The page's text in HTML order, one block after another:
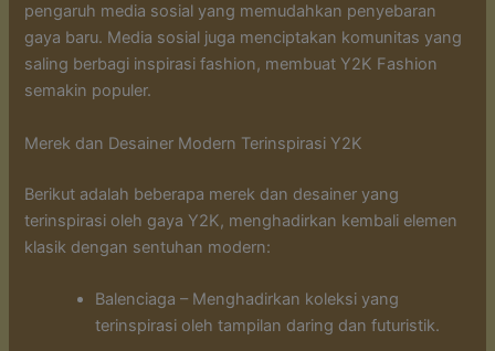
pengaruh media sosial yang memudahkan penyebaran
gaya baru. Media sosial juga menciptakan komunitas yang
saling berbagi inspirasi fashion, membuat Y2K Fashion
semakin populer.
Merek dan Desainer Modern Terinspirasi Y2K
Berikut adalah beberapa merek dan desainer yang
terinspirasi oleh gaya Y2K, menghadirkan kembali elemen
klasik dengan sentuhan modern:
Balenciaga – Menghadirkan koleksi yang
terinspirasi oleh tampilan daring dan futuristik.